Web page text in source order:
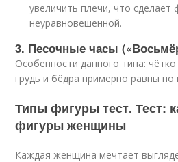
увеличить плечи, что сделает
неуравновешенной.
3. Песочные часы
Особенности данного типа:
грудь и бёдра примерно равны по
Типы фигуры тест. Тест:
фигуры женщины
Каждая женщина мечтает